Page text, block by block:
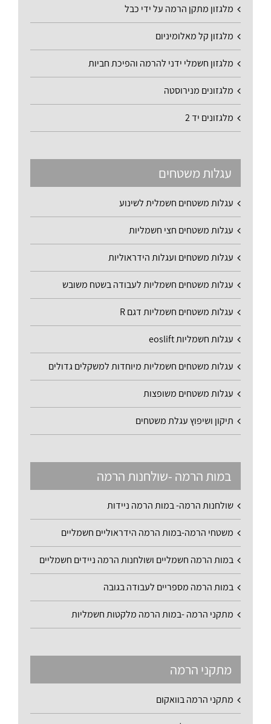
מלגזון מתקן הרמה על ידי כבל
מלגזון קל מאלומיניום
מלגזון חשמלי ידני להרמה והפיכת חביות
מלגזונים מנירוסטה
מלגזונים יד 2
עגלות משטחים
עגלות משטחים חשמלית לשינוע
עגלות משטחים חצי חשמליות
עגלות משטחים ועגלות הידראוליות
עגלות משטחים חשמליות לעבודה בשטח משובש
עגלות משטחים חשמליות דגם R
עגלות חשמליות eoslift
עגלות משטחים חשמליות מיוחדות למשקלים גדולים
עגלות משטחים משופצות
תיקון ושיפוץ עגלת משטחים
במות הרמה -שולחנות הרמה
שולחנות הרמה- במות הרמה ניידות
משטחי הרמה-במות הרמה הידראוליים חשמליים
במות הרמה חשמליים ושולחנות הרמה ניידים חשמליים
במות הרמה מספריים לעבודה בגובה
מתקני הרמה -במות הרמה מלקטות חשמליות
מתקני הרמה
מתקני הרמה בוואקום